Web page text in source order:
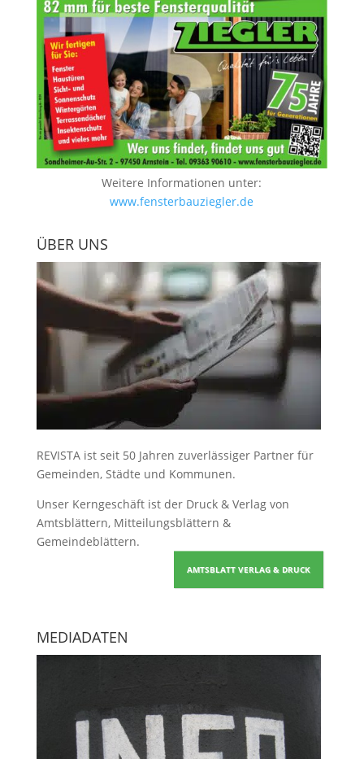
Weitere Informationen unter:
www.fensterbauziegler.de
ÜBER UNS
REVISTA ist seit 50 Jahren zuverlässiger Partner für
Gemeinden, Städte und Kommunen.
Unser Kerngeschäft ist der Druck & Verlag von
Amtsblättern, Mitteilungsblättern &
Gemeindeblättern.
AMTSBLATT VERLAG & DRUCK
MEDIADATEN